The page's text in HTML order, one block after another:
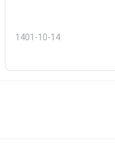
1401-10-14